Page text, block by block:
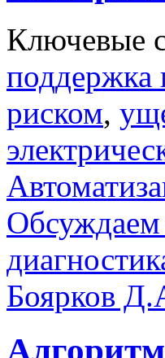
Ключевые
поддержка
риском,
Обсуждаем
Боярков